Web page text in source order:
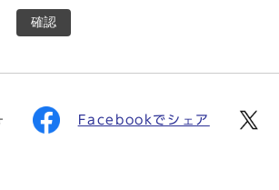
確認
Facebookでシェア